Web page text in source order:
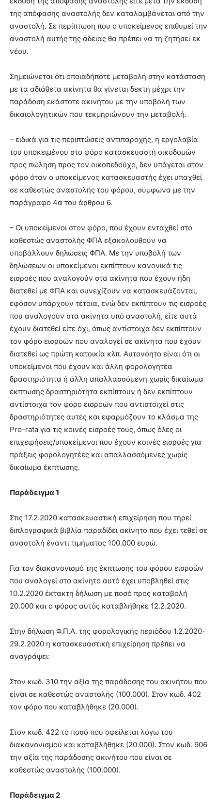
της απόφασης αναστολής δεν καταλαμβάνεται από την
αναστολή. Σε περίπτωση που ο υποκείμενος επιθυμεί την
αναστολή αυτής της άδειας θα πρέπει να τη ζητήσει εκ
νέου.
Σημειώνεται ότι οποιαδήποτε μεταβολή στην κατάσταση
με τα αδιάθετα ακίνητα θα γίνεται δεκτή μέχρι την
παράδοση εκάστοτε ακινήτου με την υποβολή των
δικαιολογητικών που τεκμηριώνουν την μεταβολή.
– ειδικά για τις περιπτώσεις αντιπαροχής, η εργολαβία
του υποκειμένου στο φόρο κατασκευαστή οικοδομών
προς πώληση προς τον οικοπεδούχο, δεν υπάγεται στον
φόρο όταν ο υποκείμενος κατασκευαστής έχει υπαχθεί
σε καθεστώς αναστολής του φόρου, σύμφωνα με την
παράγραφο 4α του άρθρου 6.
– Οι υποκείμενοι στον φόρο, που έχουν ενταχθεί στο
καθεστώς αναστολής ΦΠΑ εξακολουθούν να
υποβάλλουν δηλώσεις ΦΠΑ. Με την υποβολή των
δηλώσεων οι υποκείμενοι εκπίπτουν κανονικά τις
εισροές που αναλογούν στα ακίνητα που έχουν ήδη
διατεθεί με ΦΠΑ και συνεχίζουν να κατασκευάζονται,
εφόσον υπάρχουν τέτοια, ενώ δεν εκπίπτουν τις εισροές
που αναλογούν στα ακίνητα υπό αναστολή, είτε αυτά
έχουν διατεθεί είτε όχι, όπως αντίστοιχα δεν εκπίπτουν
τον φόρο εισροών που αναλογεί σε ακίνητα που έχουν
διατεθεί ως πρώτη κατοικία κλπ. Αυτονόητο είναι ότι οι
υποκείμενοι που έχουν και άλλη φορολογητέα
δραστηριότητα ή άλλη απαλλασσόμενη χωρίς δικαίωμα
έκπτωσης δραστηριότητα εκπίπτουν ή δεν εκπίπτουν
αντίστοιχα τον φόρο εισροών που αντιστοιχεί στις
δραστηριότητες αυτές και εφαρμόζουν το κλάσμα της
Pro-rata για τις κοινές εισροές τους, όπως όλες οι
επιχειρήσεις/υποκείμενοι που έχουν κοινές εισροές για
πράξεις φορολογητέες και απαλλασσόμενες χωρίς
δικαίωμα έκπτωσης.
Παράδειγμα 1
Στις 17.2.2020 κατασκευαστική επιχείρηση που τηρεί
διπλογραφικά βιβλία παραδίδει ακίνητο που έχει τεθεί σε
αναστολή έναντι τιμήματος 100.000 ευρώ.
Για τον διακανονισμό της έκπτωσης του φόρου εισροών
που αναλογεί στο ακίνητο αυτό έχει υποβληθεί στις
10.2.2020 έκτακτη δήλωση με ποσό προς καταβολή
20.000 και ο φόρος αυτός καταβλήθηκε 12.2.2020.
Στην δήλωση Φ.Π.Α. της φορολογικής περιόδου 1.2.2020-
29.2.2020 η κατασκευαστική επιχείρηση πρέπει να
αναγράψει:
Στον κωδ. 310 την αξία της παράδοσης του ακινήτου που
είναι σε καθεστώς αναστολής (100.000). Στον κωδ. 402
τον φόρο που καταβλήθηκε (20.000).
Στον κωδ. 422 το ποσό που οφείλεται λόγω του
διακανονισμού και καταβλήθηκε (20.000). Στον κωδ. 906
την αξία της παράδοσης ακινήτου που είναι σε
καθεστώς αναστολής (100.000).
Παράδειγμα 2